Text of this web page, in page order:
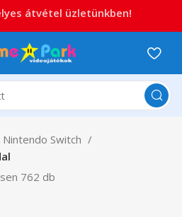
Nintendo Switch
762 db
átvétel üzletünkben!